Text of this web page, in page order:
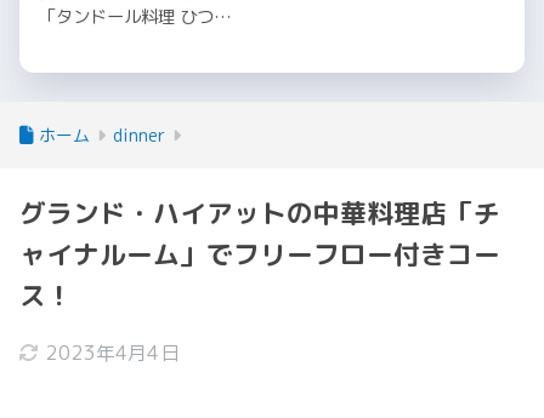
「タンドール料理 ひつ…
ホーム dinner
グランド・ハイアットの中華料理店「チ
ャイナルーム」でフリーフロー付きコー
ス！
2023年4月4日